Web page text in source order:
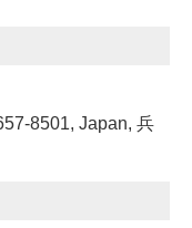
8501, Japan, 兵